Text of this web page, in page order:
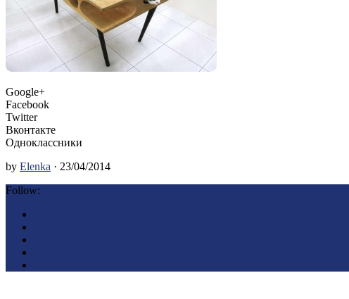
Google+
Facebook
Twitter
Вконтакте
Одноклассники
by Elenka · 23/04/2014
Follow: